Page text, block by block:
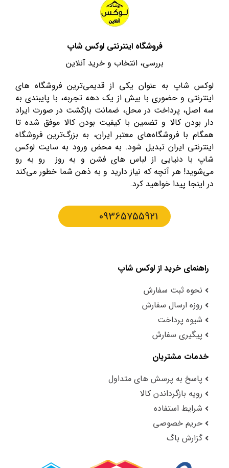
فروشگاه اینترنتی لوکس شاپ
بررسی، انتخاب و خرید آنلاین
لوکس شاپ به عنوان یکی از قدیمی‌ترین فروشگاه های
اینترنتی و حضوری با بیش از یک دهه تجربه، با پایبندی به
سه اصل، پرداخت در محل، ضمانت بازگشت در صورت ایراد
دار بودن کالا و تضمین با کیفیت بودن کالا موفق شده تا
همگام با فروشگاه‌های معتبر ایران، به بزرگ‌ترین فروشگاه
اینترنتی ایران تبدیل شود. به محض ورود به سایت لوکس
شاپ با دنیایی از لباس های فشن و به روز رو به رو
می‌شوید! هر آنچه که نیاز دارید و به ذهن شما خطور می‌کند
در اینجا پیدا خواهید کرد.
09365755921
راهنمای خرید از لوکس شاپ
نحوه ثبت سفارش
روزه ارسال سفارش
شیوه پرداخت
پیگیری سفارش
خدمات مشتریان
پاسخ به پرسش های متداول
رویه بازگرداندن کالا
شرایط استفاده
حریم خصوصی
گزارش باگ